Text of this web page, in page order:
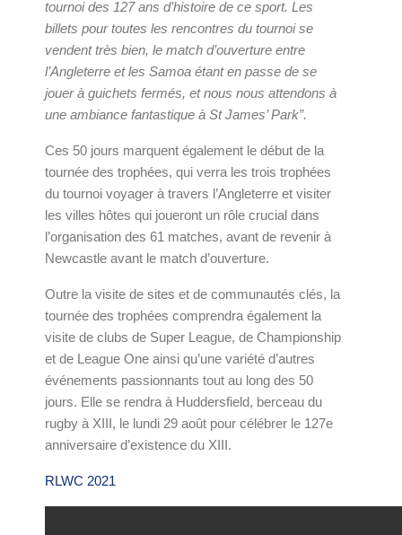
tournoi des 127 ans d’histoire de ce sport. Les
billets pour toutes les rencontres du tournoi se
vendent très bien, le match d’ouverture entre
l’Angleterre et les Samoa étant en passe de se
jouer à guichets fermés, et nous nous attendons à
une ambiance fantastique à St James’ Park”.
Ces 50 jours marquent également le début de la
tournée des trophées, qui verra les trois trophées
du tournoi voyager à travers l’Angleterre et visiter
les villes hôtes qui joueront un rôle crucial dans
l’organisation des 61 matches, avant de revenir à
Newcastle avant le match d’ouverture.
Outre la visite de sites et de communautés clés, la
tournée des trophées comprendra également la
visite de clubs de Super League, de Championship
et de League One ainsi qu’une variété d’autres
événements passionnants tout au long des 50
jours. Elle se rendra à Huddersfield, berceau du
rugby à XIII, le lundi 29 août pour célébrer le 127e
anniversaire d’existence du XIII.
RLWC 2021